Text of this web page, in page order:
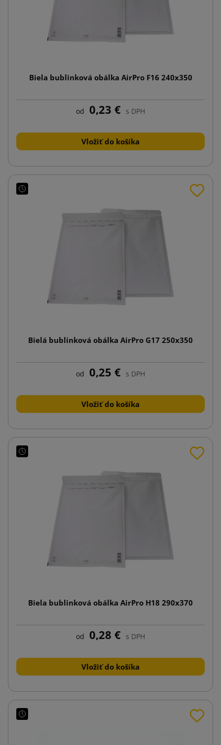
Biela bublinková obálka AirPro F16 240x350
od 0,23 € s DPH
Vložiť do košíka
Bielá bublinková obálka AirPro G17 250x350
od 0,25 € s DPH
Vložiť do košíka
Biela bublinková obálka AirPro H18 290x370
od 0,28 € s DPH
Vložiť do košíka